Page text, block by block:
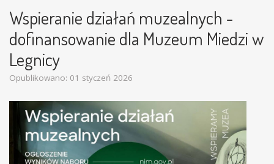
Wspieranie działań muzealnych -
dofinansowanie dla Muzeum Miedzi w
Legnicy
Opublikowano: 01 styczeń 2026